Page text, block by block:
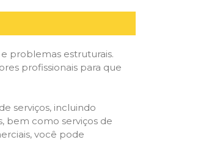
problemas estruturais.
profissionais para que
serviços, incluindo
bem como serviços de
você pode